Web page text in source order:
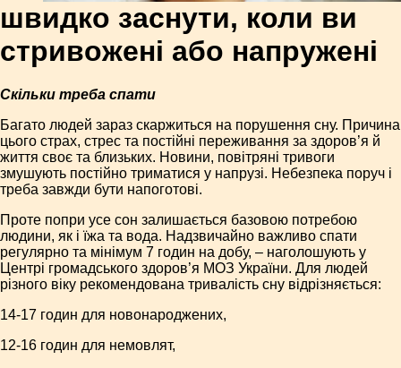
швидко заснути, коли ви
стривожені або напружені
Скільки треба спати
Багато людей зараз скаржиться на порушення сну. Причина
цього страх, стрес та постійні переживання за здоров’я й
життя своє та близьких. Новини, повітряні тривоги
змушують постійно триматися у напрузі. Небезпека поруч і
треба завжди бути напоготові.
Проте попри усе сон залишається базовою потребою
людини, як і їжа та вода. Надзвичайно важливо спати
регулярно та мінімум 7 годин на добу, – наголошують у
Центрі громадського здоров’я МОЗ України. Для людей
різного віку рекомендована тривалість сну відрізняється:
14-17 годин для новонароджених,
12-16 годин для немовлят,